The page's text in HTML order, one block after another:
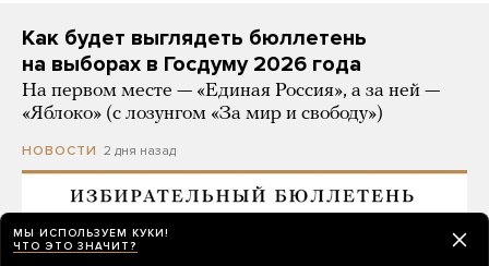
Как будет выглядеть бюллетень
на выборах в Госдуму 2026 года
На первом месте — «Единая Россия», а за ней —
«Яблоко» (с лозунгом «За мир и свободу»)
НОВОСТИ 2 дня назад
МЫ ИСПОЛЬЗУЕМ КУКИ!
ЧТО ЭТО ЗНАЧИТ?